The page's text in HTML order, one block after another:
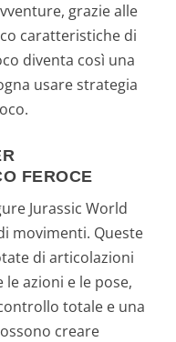
grazie alle
caratteristiche di
diventa così una
usare strategia
FEROCE
Jurassic World
movimenti. Queste
di articolazioni
azioni e le pose,
totale e una
creare